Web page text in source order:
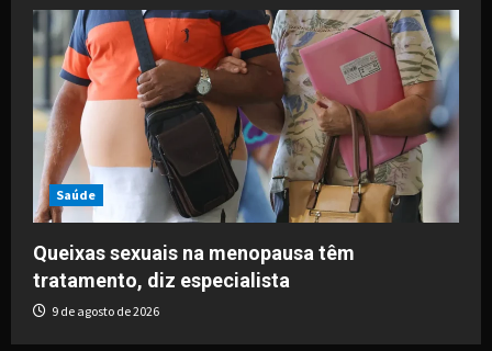
Saúde
Queixas sexuais na menopausa têm
tratamento, diz especialista
9 de agosto de 2026